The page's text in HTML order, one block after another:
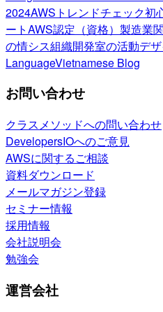
2024AWSトレンドチェック初
ートAWS認定（資格） 製造業
の情シス組織開発室の活動デ
LanguageVietnamese Blog
お問い合わせ
クラスメソッドへの問い合わせ
DevelopersIOへのご意見
AWSに関するご相談
資料ダウンロード
メールマガジン登録
セミナー情報
採用情報
会社説明会
勉強会
運営会社